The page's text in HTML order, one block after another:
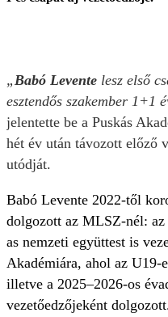
„Babó Levente lesz első
esztendős szakember 1+1
jelentette be a Puskás
hét év után távozott előző
utódját.
Babó Levente 2022-től
dolgozott az MLSZ-nél: az
as nemzeti együttest is
Akadémiára, ahol az U19-
illetve a 2025–2026-os
vezetőedzőjeként